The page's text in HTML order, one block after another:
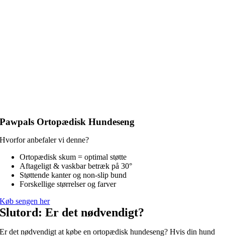
Pawpals Ortopædisk Hundeseng
Hvorfor anbefaler vi denne?
Ortopædisk skum = optimal støtte
Aftageligt & vaskbar betræk på 30°
Støttende kanter og non-slip bund
Forskellige størrelser og farver
Køb sengen her
Slutord: Er det nødvendigt?
Er det nødvendigt at købe en ortopædisk hundeseng? Hvis din hund